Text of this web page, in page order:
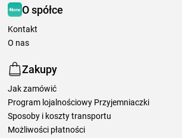
O spółce
Kontakt
O nas
Zakupy
Jak zamówić
Program lojalnościowy Przyjemniaczki
Sposoby i koszty transportu
Możliwości płatności